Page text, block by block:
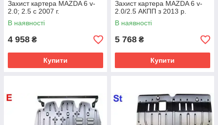
Захист картера MAZDA 6 v-
2.0; 2.5 c 2007 г.
В наявності
4 958 ₴
Купити
Захист картера MAZDA 6 v-
2.0/2.5 АКПП з 2013 р.
В наявності
5 768 ₴
Купити